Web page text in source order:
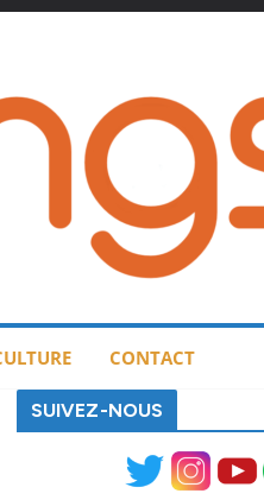
CONTACT
SUIVEZ-NOUS